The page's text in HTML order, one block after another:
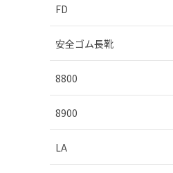
FD
安全ゴム長靴
8800
8900
LA